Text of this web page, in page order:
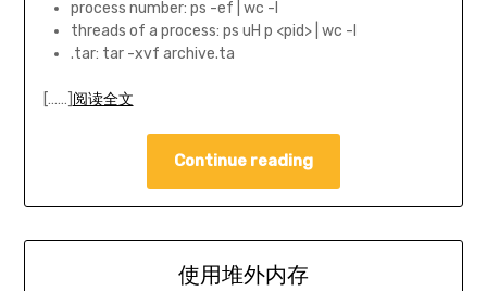
process number: ps -ef | wc -l
threads of a process: ps uH p <pid> | wc -l
.tar: tar -xvf archive.ta
[……] 阅读全文
Continue reading
使用堆外内存